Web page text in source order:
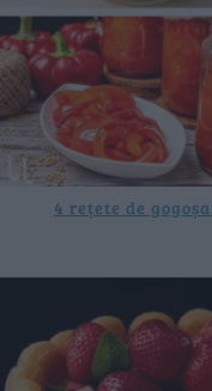
4 rețete de